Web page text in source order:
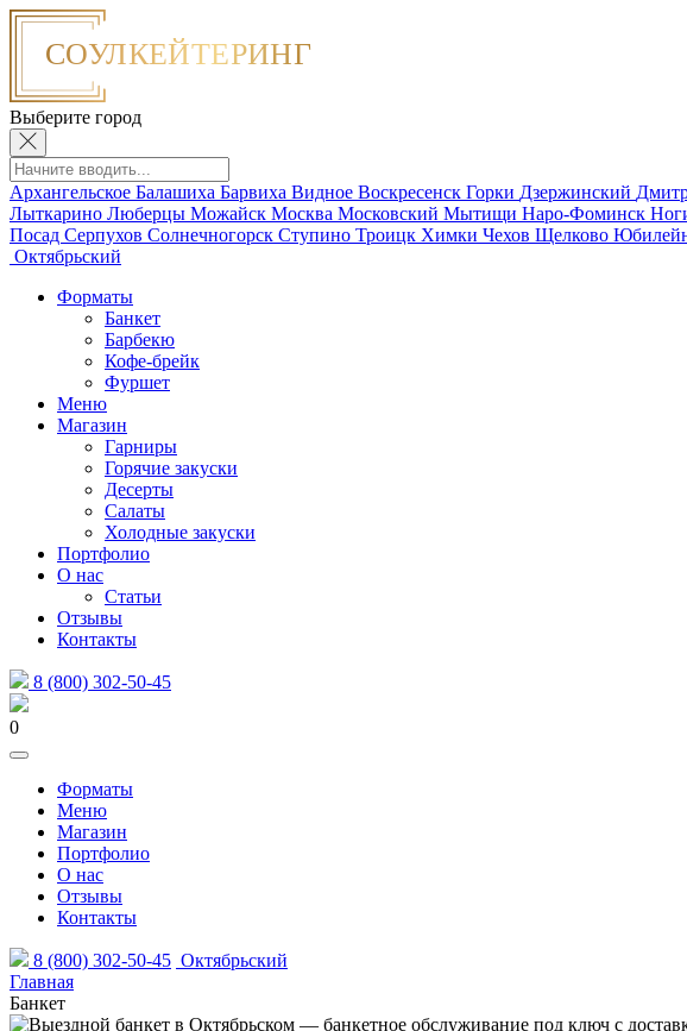
Выберите город
Архангельское Балашиха Барвиха Видное Воскресенск Горки Дзержинский
Лыткарино Люберцы Можайск Москва Московский Мытищи Наро-Фоминск
Посад Серпухов Солнечногорск Ступино Троицк Химки Чехов Щелково
Октябрьский
Форматы
Банкет
Барбекю
Кофе-брейк
Фуршет
Меню
Магазин
Гарниры
Горячие закуски
Десерты
Салаты
Холодные закуски
Портфолио
О нас
Статьи
Отзывы
Контакты
8 (800) 302-50-45
0
Форматы
Меню
Магазин
Портфолио
О нас
Отзывы
Контакты
8 (800) 302-50-45 Октябрьский
Главная
Банкет